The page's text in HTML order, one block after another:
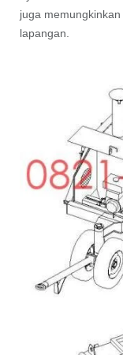
juga
lapangan.